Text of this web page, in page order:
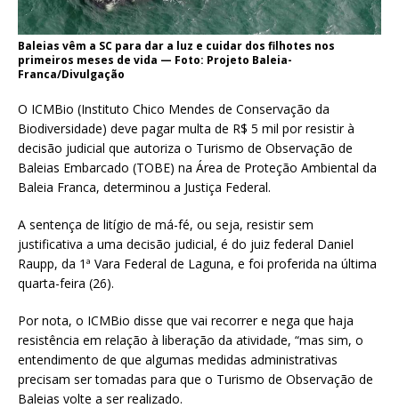
Baleias vêm a SC para dar a luz e cuidar dos filhotes nos
primeiros meses de vida — Foto: Projeto Baleia-
Franca/Divulgação
O ICMBio (Instituto Chico Mendes de Conservação da
Biodiversidade) deve pagar multa de R$ 5 mil por resistir à
decisão judicial que autoriza o Turismo de Observação de
Baleias Embarcado (TOBE) na Área de Proteção Ambiental da
Baleia Franca, determinou a Justiça Federal.
A sentença de litígio de má-fé, ou seja, resistir sem
justificativa a uma decisão judicial, é do juiz federal Daniel
Raupp, da 1ª Vara Federal de Laguna, e foi proferida na última
quarta-feira (26).
Por nota, o ICMBio disse que vai recorrer e nega que haja
resistência em relação à liberação da atividade, “mas sim, o
entendimento de que algumas medidas administrativas
precisam ser tomadas para que o Turismo de Observação de
Baleias volte a ser realizado.